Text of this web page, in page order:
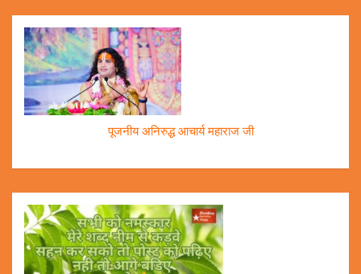
पूजनीय अनिरुद्ध आचार्य महाराज जी